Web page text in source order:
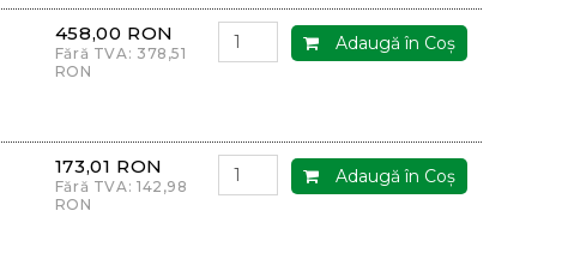
458,00 RON
Fără TVA: 378,51
RON
Adaugă în Coş
173,01 RON
Fără TVA: 142,98
RON
Adaugă în Coş